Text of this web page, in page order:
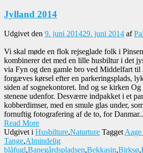
Jylland 2014
Udgivet den 9. juni 201429. juni 2014 af
Vi skal møde en flok rejseglade folk i
kombinerer det med en lille husbiltur i det
via Fyn og den gamle bro ved Middelfart
forgæves kørsel efter en parkeringsplads,
siden af sognekontoret. Ind og se kirken
stenene udenfor. Desværre indpakket i et
kobberdimser, med en smule glas under,
fornuftig fotografering af de to, for
Read More
Udgivet i Husbilture,Naturture Tagget Aage
Tange,Almindelig
blåfugl,Banegårdspladsen,Bekkasin,Birksø,